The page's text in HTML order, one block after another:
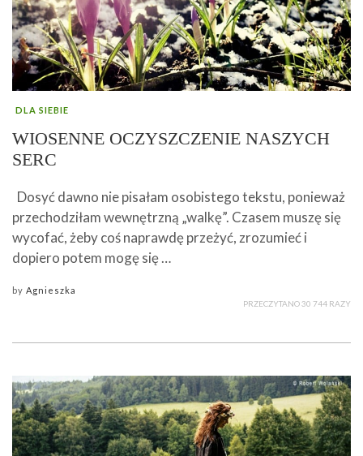
DLA SIEBIE
WIOSENNE OCZYSZCZENIE NASZYCH
SERC
Dosyć dawno nie pisałam osobistego tekstu, ponieważ
przechodziłam wewnętrzną „walkę”. Czasem muszę się
wycofać, żeby coś naprawdę przeżyć, zrozumieć i
dopiero potem mogę się …
by Agnieszka
PRZECZYTANO 30 744 RAZY